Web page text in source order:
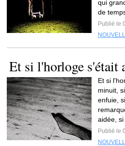
qui
de
Publié le
Et si l'horloge s'était
Et si
minuit,
enfuie,
aidée, si
Publié le